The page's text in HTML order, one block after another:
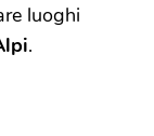
luoghi
.